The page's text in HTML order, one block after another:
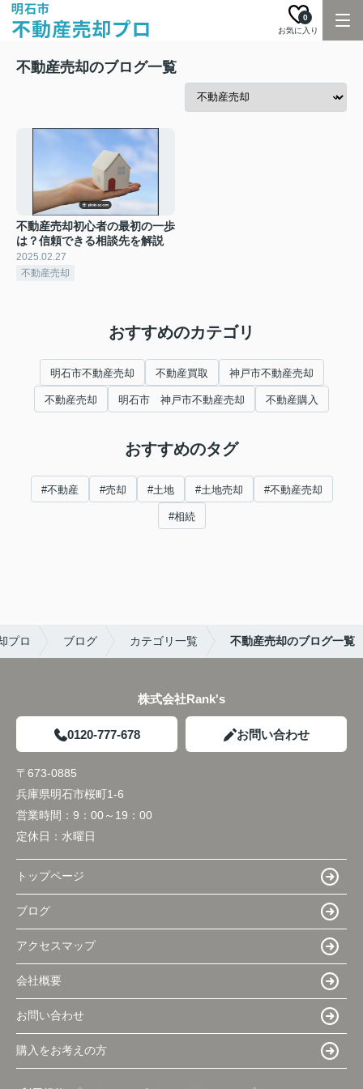
お気に入り
0
不動産売却のブログ一覧
不動産売却初心者の最初の一歩
は？信頼できる相談先を解説
2025.02.27
不動産売却
おすすめのカテゴリ
明石市不動産売却 不動産買取 神戸市不動産売却
不動産売却 明石市 神戸市不動産売却 不動産購入
おすすめのタグ
#不動産 #売却 #土地 #土地売却 #不動産売却
#相続
プロ ブログ カテゴリ一覧 不動産売却のブログ一覧
株式会社Rank's
0120-777-678 お問い合わせ
〒673-0885
兵庫県明石市桜町1-6
営業時間： 9：00～19：00
定休日： 水曜日
トップページ
ブログ
アクセスマップ
会社概要
お問い合わせ
購入をお考えの方